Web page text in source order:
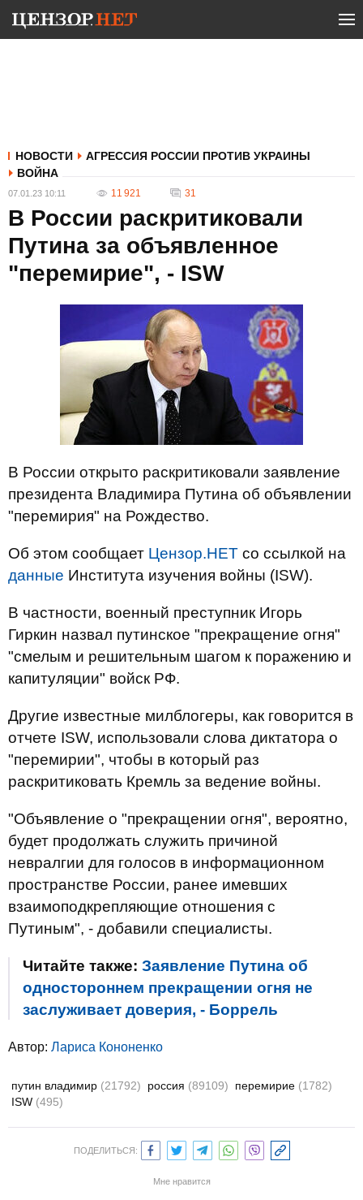
НОВОСТИ
АГРЕССИЯ РОССИИ ПРОТИВ УКРАИНЫ
ВОЙНА
07.01.23 10:11 11 921 31
В России раскритиковали
Путина за объявленное
"перемирие", - ISW
В России открыто раскритиковали заявление
президента Владимира Путина об объявлении
"перемирия" на Рождество.
Об этом сообщает Цензор.НЕТ со ссылкой на
данные Института изучения войны (ISW).
В частности, военный преступник Игорь
Гиркин назвал путинское "прекращение огня"
"смелым и решительным шагом к поражению и
капитуляции" войск РФ.
Другие известные милблогеры, как говорится в
отчете ISW, использовали слова диктатора о
"перемирии", чтобы в который раз
раскритиковать Кремль за ведение войны.
"Объявление о "прекращении огня", вероятно,
будет продолжать служить причиной
невралгии для голосов в информационном
пространстве России, ранее имевших
взаимоподкрепляющие отношения с
Путиным", - добавили специалисты.
Читайте также: Заявление Путина об
одностороннем прекращении огня не
заслуживает доверия, - Боррель
Автор: Лариса Кононенко
путин владимир (21792) россия (89109) перемирие (1782)
ISW (495)
ПОДЕЛИТЬСЯ:
Мне нравится